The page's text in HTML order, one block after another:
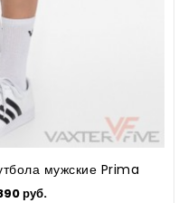
мужские Prima
руб.